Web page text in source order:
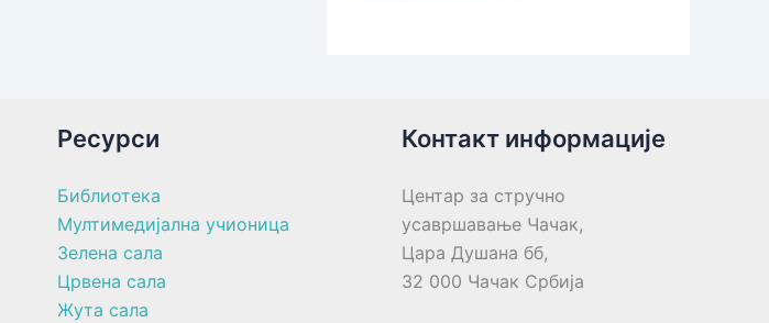
Ресурси
Библиотека
Мултимедијална учионица
Зелена сала
Црвена сала
Жута сала
Контакт информације
Центар за стручно
усавршавање Чачак,
Цара Душана бб,
32 000 Чачак Србија